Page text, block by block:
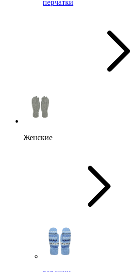
перчатки
Женские